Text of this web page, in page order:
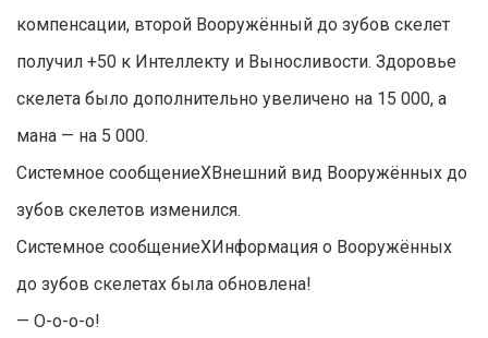
компенсации, второй Вооружённый до зубов скелет
получил +50 к Интеллекту и Выносливости. Здоровье
скелета было дополнительно увеличено на 15 000, а
мана — на 5 000.
Системное сообщениеXВнешний вид Вооружённых до
зубов скелетов изменился.
Системное сообщениеXИнформация о Вооружённых
до зубов скелетах была обновлена!
— О-о-о-о!